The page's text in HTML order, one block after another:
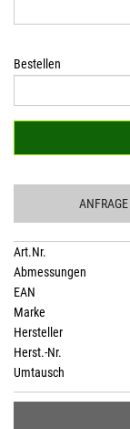
Bestellen
ANFRAGE
Art.Nr.
Abmessungen
EAN
Marke
Hersteller
Herst.-Nr.
Umtausch